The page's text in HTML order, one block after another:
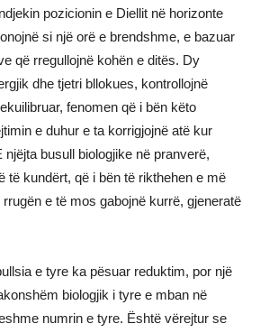
pozicionin e Diellit në horizonte
si një orë e brendshme, e bazuar
që rregullojnë kohën e ditës. Dy
dhe tjetri bllokues, kontrollojnë
fenomen që i bën këto
e duhur e ta korrigjojnë atë kur
busull biologjike në pranverë,
të kundërt, që i bën të rikthehen e më
e të mos gabojnë kurrë, gjeneratë
e tyre ka pësuar reduktim, por një
biologjik i tyre e mban në
numrin e tyre. Është vërejtur se